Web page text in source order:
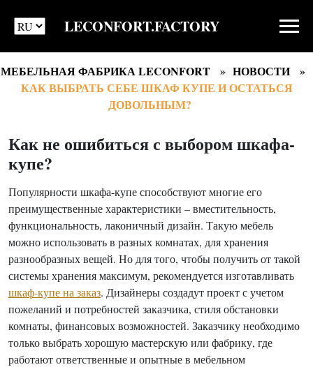
LECONFORT.FACTORY
МЕБЕЛЬНАЯ ФАБРИКА LECONFORT
НОВОСТИ
КАК ВЫБРАТЬ СЕБЕ ШКАФ КУПЕ И ОСТАТЬСЯ
ДОВОЛЬНЫМ?
Как не ошибиться с выбором шкафа-
купе?
Популярности шкафа-купе способствуют многие его
преимущественные характеристики – вместительность,
функциональность, лаконичный дизайн. Такую мебель
можно использовать в разных комнатах, для хранения
разнообразных вещей. Но для того, чтобы получить от такой
системы хранения максимум, рекомендуется изготавливать
шкаф-купе на заказ. Дизайнеры создадут проект с учетом
пожеланий и потребностей заказчика, стиля обстановки
комнаты, финансовых возможностей. Заказчику необходимо
только выбрать хорошую мастерскую или фабрику, где
работают ответственные и опытные в мебельном